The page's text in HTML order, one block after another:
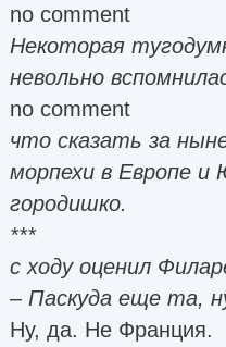
no comment
Некоторая
невольно
no comment
что сказать за
морпехи в Европе и
городишко.
***
с ходу оценил
– Паскуда еще та,
Ну, да. Не Франция.